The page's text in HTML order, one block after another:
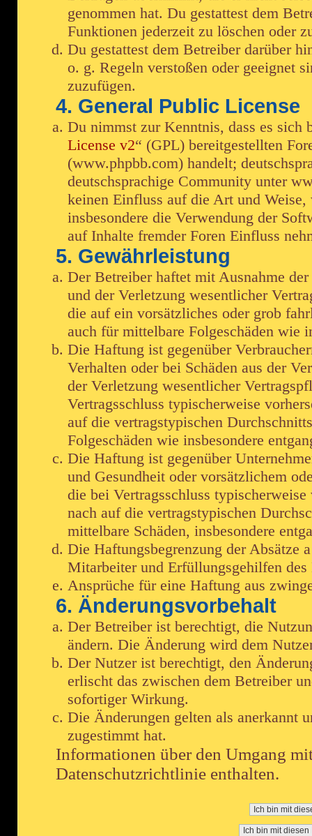
genommen hat. Du gestattest dem
Funktionen jederzeit zu löschen oder
Du gestattest dem Betreiber darüber
o. g. Regeln verstoßen oder geeignet
zuzufügen.
4. General Public License
Du nimmst zur Kenntnis, dass es sich
License v2“ (GPL) bereitgestellten
(www.phpbb.com) handelt;
deutschsprachige Community unter
keinen Einfluss auf die Art und
insbesondere die Verwendung der
auf Inhalte fremder Foren Einfluss
5. Gewährleistung
Der Betreiber haftet mit Ausnahme
und der Verletzung wesentlicher
die auf ein vorsätzliches oder grob
auch für mittelbare Folgeschäden wie
Die Haftung ist gegenüber
Verhalten oder bei Schäden aus der
der Verletzung wesentlicher
Vertragsschluss typischerweise
auf die vertragstypischen
Folgeschäden wie insbesondere
Die Haftung ist gegenüber
und Gesundheit oder vorsätzlichem
die bei Vertragsschluss
nach auf die vertragstypischen
mittelbare Schäden, insbesondere
Die Haftungsbegrenzung der Absätze
Mitarbeiter und Erfüllungsgehilfen des
Ansprüche für eine Haftung aus
6. Änderungsvorbehalt
Der Betreiber ist berechtigt, die
ändern. Die Änderung wird dem
Der Nutzer ist berechtigt, den
erlischt das zwischen dem Betreiber
sofortiger Wirkung.
Die Änderungen gelten als anerkannt
zugestimmt hat.
Informationen über den Umgang
Datenschutzrichtlinie enthalten.